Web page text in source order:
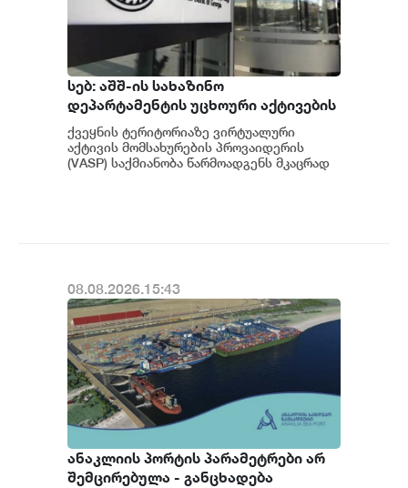
სებ: აშშ-ის სახაზინო
დეპარტამენტის უცხოური აქტივების
კონტროლის ოფისის (OFAC) მიერ
სანქცირებული პირი არ
წარმოადგენს საქართველოს
ქვეყნის ტერიტორიაზე ვირტუალური
აქტივის მომსახურების პროვაიდერის
(VASP) საქმიანობა წარმოადგენს მკაცრად
08.08.2026.15:43
ანაკლიის პორტის პარამეტრები არ
შემცირებულა - განცხადება